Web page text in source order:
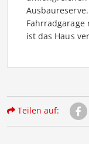
ist das Haus
Teilen auf: